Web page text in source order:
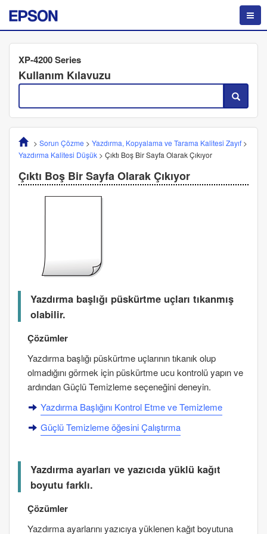
XP-4200 Series
Kullanım Kılavuzu
> Sorun Çözme > Yazdırma, Kopyalama ve Tarama Kalitesi Zayıf>
Yazdırma Kalitesi Düşük > Çıktı Boş Bir Sayfa Olarak Çıkıyor
Çıktı Boş Bir Sayfa Olarak Çıkıyor
Yazdırma başlığı püskürtme uçları tıkanmış
olabilir.
Çözümler
Yazdırma başlığı püskürtme uçlarının tıkanık olup
olmadığını görmek için püskürtme ucu kontrolü yapın ve
ardındanGüçlü Temizlemeseçeneğini deneyin.
Yazdırma Başlığını Kontrol Etme ve Temizleme
Güçlü Temizlemeöğesini Çalıştırma
Yazdırma ayarları ve yazıcıda yüklü kağıt
boyutu farklı.
Çözümler
Yazdırma ayarlarını yazıcıya yüklenen kağıt boyutuna